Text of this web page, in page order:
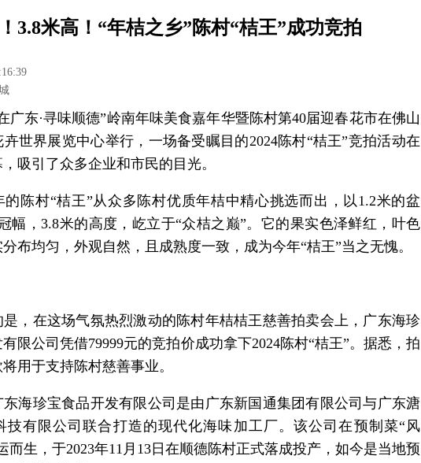
3.8米高！“年桔之乡”陈村“桔王”成功竞拍
广东·寻味顺德”岭南年味美食嘉年华暨陈村第40届迎春花市在佛山
世界展览中心举行，一场备受瞩目的2024陈村“桔王”竞拍活动在
吸引了众多企业和市民的目光。
的陈村“桔王”从众多陈村优质年桔中精心挑选而出，以1.2米的盆
幅，3.8米的高度，屹立于“众桔之巅”。它的果实色泽鲜红，叶色
布均匀，外观自然，且成熟度一致，成为今年“桔王”当之无愧。
，在这场气氛热烈激动的陈村年桔桔王慈善拍卖会上，广东海珍
限公司凭借79999元的竞拍价成功拿下2024陈村“桔王”。据悉，拍
用于支持陈村慈善事业。
海珍宝食品开发有限公司是由广东新国通集团有限公司与广东溏
技有限公司联合打造的现代化海味加工厂。该公司在预制菜“风
而生，于2023年11月13日在顺德陈村正式落成投产，如今是当地预